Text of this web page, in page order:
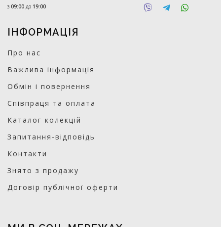
з 09:00 до 19:00
ІНФОРМАЦІЯ
Про нас
Важлива інформація
Обмін і повернення
Співпраця та оплата
Каталог колекцій
Запитання-відповідь
Контакти
Знято з продажу
Договір публічної оферти